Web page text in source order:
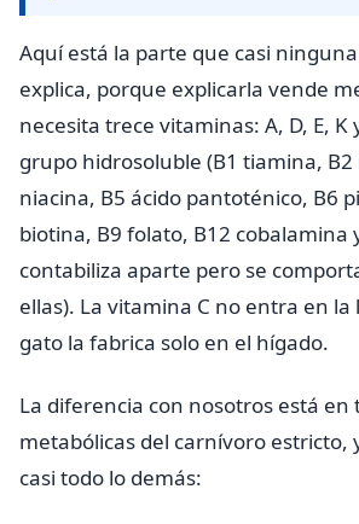
Aquí está la parte que casi
explica, porque explicarla vende
necesita trece vitaminas: A, D, E, K
grupo hidrosoluble (B1 tiamina,
niacina, B5 ácido pantoténico, B6
biotina, B9 folato, B12 cobalamina
contabiliza aparte pero se
ellas). La vitamina C no entra en la
gato la fabrica solo en el hígado.
La diferencia con nosotros está en
metabólicas del carnívoro estricto,
casi todo lo demás: